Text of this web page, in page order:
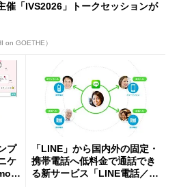
催「IVS2026」トークセッションが
on GOETHE）
プ
ケ
」
「LINE」から国内外の固定・
携帯電話へ低料金で通話でき
る新サービス「LINE電話／LI